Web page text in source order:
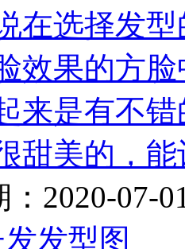
在选择发
效果的方
来是有不
甜美的，
2020-07-